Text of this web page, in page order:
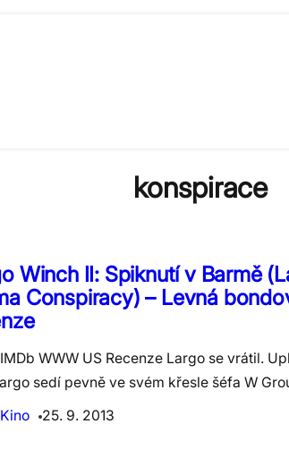
konspirace
Winch II: Spiknutí v Barmě
Conspiracy) – Levná
WWW US Recenze Largo se vrátil.
sedí pevně ve svém křesle šéfa W
25. 9. 2013